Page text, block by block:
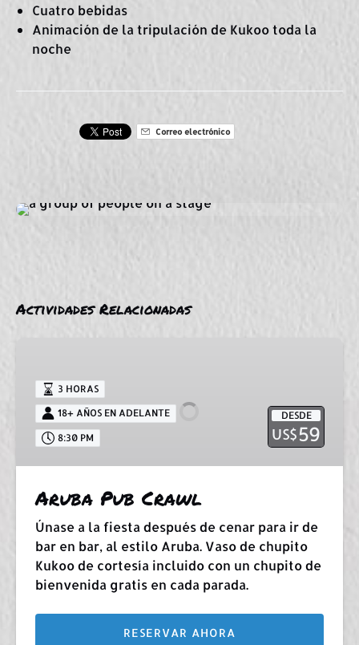
Cuatro bebidas
Animación de la tripulación de Kukoo toda la
noche
Correo electrónico
Actividades Relacionadas
Crawl
DESDE
US$59
3 HORAS
18+ AÑOS EN ADELANTE
8:30 PM
Aruba Pub Crawl
Únase a la fiesta después de cenar para ir de
bar en bar, al estilo Aruba. Vaso de chupito
Kukoo de cortesía incluido con un chupito de
bienvenida gratis en cada parada.
RESERVAR AHORA